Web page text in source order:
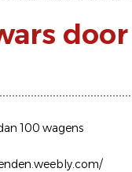
100 wagens